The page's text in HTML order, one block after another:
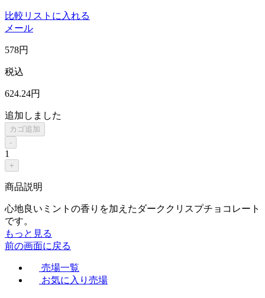
比較リストに入れる
メール
578円
税込
624.24円
追加しました
カゴ追加
-
1
+
商品説明
心地良いミントの香りを加えたダーククリスプチョコレート
です。
もっと見る
前の画面に戻る
売場一覧
お気に入り売場